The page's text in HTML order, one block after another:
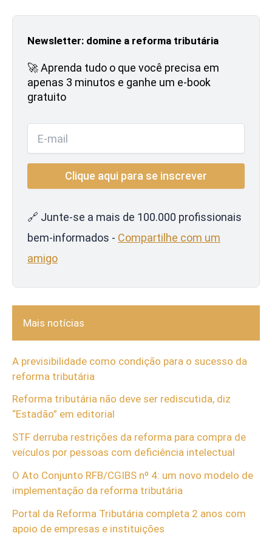
Newsletter: domine a reforma tributária
🚀 Aprenda tudo o que você precisa em
apenas 3 minutos e ganhe um e-book
gratuito
🔗 Junte-se a mais de 100.000 profissionais
bem-informados - Compartilhe com um
amigo
Mais notícias
A previsibilidade como condição para o sucesso da
reforma tributária
Reforma tributária não deve ser rediscutida, diz
“Estadão” em editorial
STF derruba restrições da reforma para compra de
veículos por pessoas com deficiência intelectual
O Ato Conjunto RFB/CGIBS nº 4: um novo modelo de
implementação da reforma tributária
Portal da Reforma Tributária completa 2 anos com
apoio de empresas e instituições